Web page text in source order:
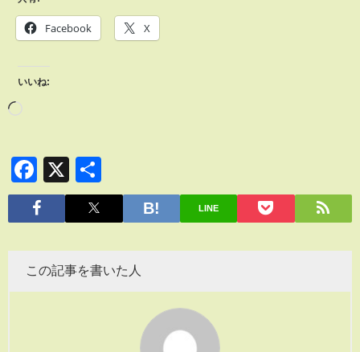
Facebook X
いいね:
Facebook
X
有
LINE
この記事を書いた人